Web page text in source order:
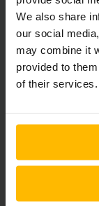
We also share
our social
may combine it
provided to
of their services.
Gebruik de
vlootbeheer
verschillende